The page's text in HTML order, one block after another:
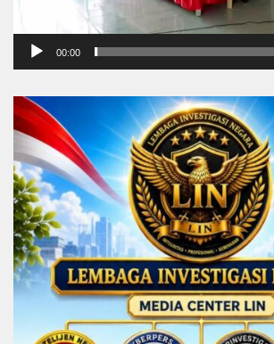
00:00